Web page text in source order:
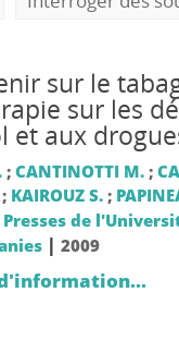
sur le
sur les
et aux
; CANTINOTTI M.;
KAIROUZ S.;
Presses de
| 2009